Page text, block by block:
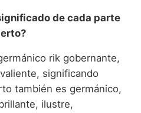
de cada parte
rik gobernante,
significando
también es germánico,
ilustre,